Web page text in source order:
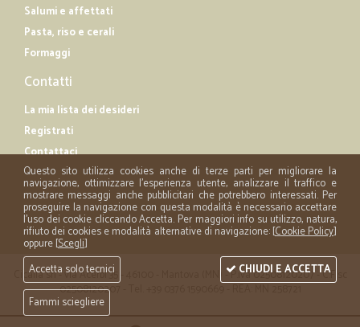
Salumi e affettati
Pasta, riso e cerali
Formaggi
Contatti
La mia lista dei desideri
Registrati
Contattaci
Cicalia srl - via Acerbi 35 - 46100 - Mantova (MN) - P.iva 02508120207 - C.Fisc
02508120207 - Tel. +39 0376 1590669 - REA: MN 258721
Questo sito utilizza cookies anche di terze parti per migliorare la
navigazione, ottimizzare l'esperienza utente, analizzare il traffico e
mostrare messaggi anche pubblicitari che potrebbero interessati. Per
proseguire la navigazione con questa modalità è necessario accettare
l'uso dei cookie cliccando Accetta. Per maggiori info su utilizzo, natura,
rifiuto dei cookies e modalità alternative di navigazione: [Cookie Policy]
oppure [Scegli]
Accetta solo tecnici
Fammi sciegliere
CHIUDI E ACCETTA